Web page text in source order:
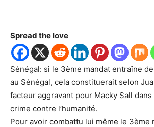
Spread the love
Sénégal: si le 3ème mandat entraîne
au Sénégal, cela constituerait selon
facteur aggravant pour Macky Sall
crime contre l’humanité.
Pour avoir combattu lui même le 3ème